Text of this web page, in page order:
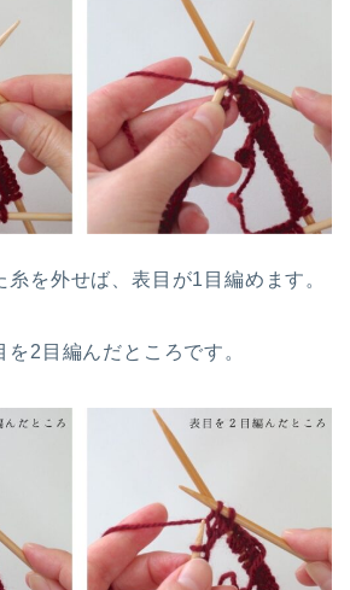
を外せば、表目が1目編めます。
2目編んだところです。